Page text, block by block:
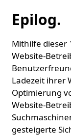
Epilog.
Mithilfe dieser
Website-
Ladezeit ihrer
Optimierung
Website-
gesteigerte